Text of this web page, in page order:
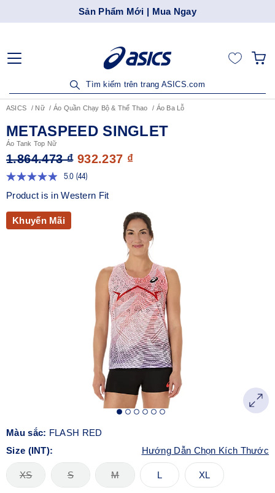
Sản Phẩm Mới | Mua Ngay
Tìm kiếm trên trang ASICS.com
ASICS Nữ Áo Quần Chạy Bộ & Thể Thao Áo Ba Lỗ
METASPEED SINGLET
Áo Tank Top Nữ
1.864.473 ₫ 932.237 ₫
5.0 Đọc
44
đánh
(44)
Product is in Western Fit
Khuyến Mãi
Màu sắc: FLASH RED
Size (INT):
Hướng Dẫn Chọn Kích Thước
XS S M L XL